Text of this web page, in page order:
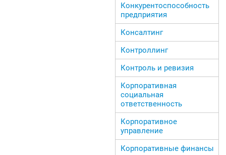
Конкурентоспособность
предприятия
Консалтинг
Контроллинг
Контроль и ревизия
Корпоративная
социальная
ответственность
Корпоративное
управление
Корпоративные финансы